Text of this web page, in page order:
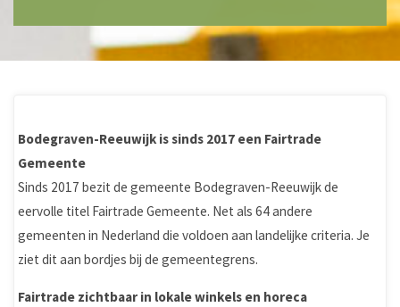
Bodegraven-Reeuwijk is sinds 2017 een Fairtrade
Gemeente
Sinds 2017 bezit de gemeente Bodegraven-Reeuwijk de
eervolle titel Fairtrade Gemeente. Net als 64 andere
gemeenten in Nederland die voldoen aan landelijke criteria. Je
ziet dit aan bordjes bij de gemeentegrens.
Fairtrade zichtbaar in lokale winkels en horeca